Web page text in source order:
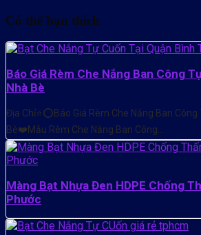
Có thể bạn thích
Báo Giá Rèm Che Nắng Ban Công
Nhà Bè
Địa Chỉ⭐️⭕Báo Giá Rèm Che Nắng Ban
Bè❤️Mẫu Rèm Che Nắng Ban Công…
Màng Bạt Nhựa Đen HDPE Chống
Phước